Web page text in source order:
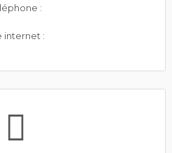
:
internet :